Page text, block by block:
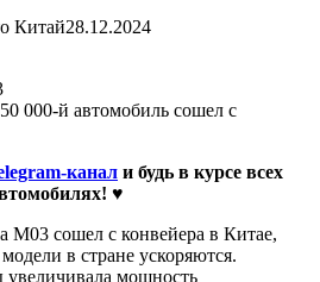
Китай28.12.2024
000-й автомобиль сошел с
канал и будь в курсе всех
♥
M03 сошел с конвейера в Китае,
в стране ускоряются.
мощность